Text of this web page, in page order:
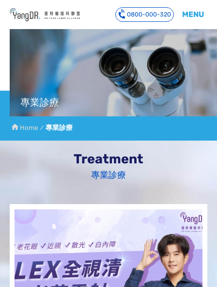
0800-000-320 MENU
專業診療
Home 專業診療
Treatment
專業診療